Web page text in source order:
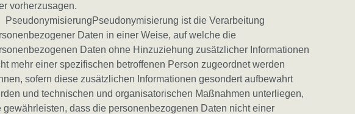
vorherzusagen.
ist die Verarbeitung
Daten in einer Weise, auf welche die
Daten ohne Hinzuziehung zusätzlicher Informationen
mehr einer spezifischen betroffenen Person zugeordnet werden
sofern diese zusätzlichen Informationen gesondert aufbewahrt
und technischen und organisatorischen Maßnahmen unterliegen,
gewährleisten, dass die personenbezogenen Daten nicht einer